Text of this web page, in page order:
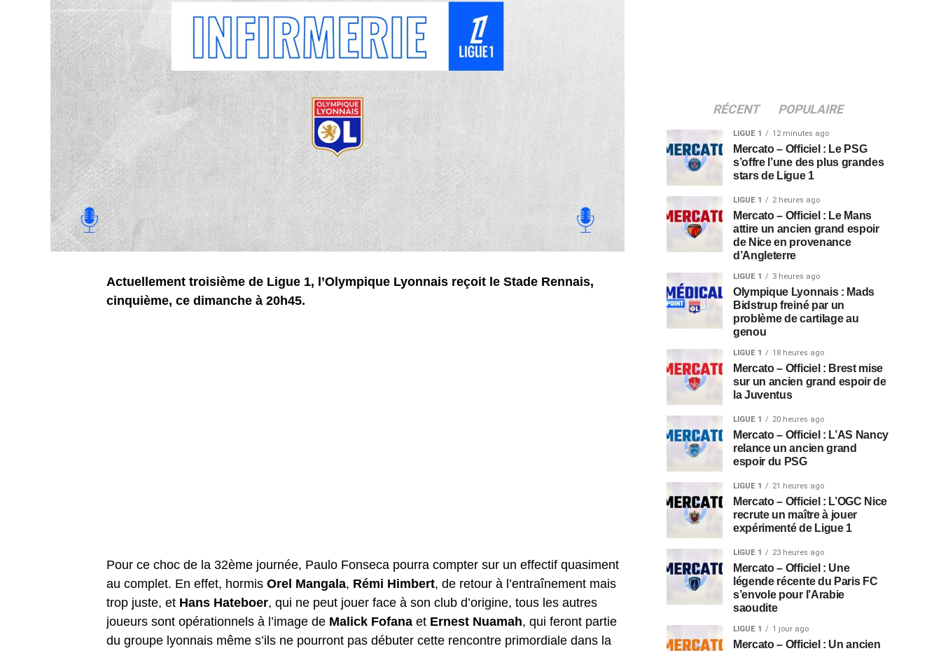
Actuellement troisième de Ligue 1, l’Olympique Lyonnais reçoit le Stade Rennais,
cinquième, ce dimanche à 20h45.
Pour ce choc de la 32ème journée, Paulo Fonseca pourra compter sur un effectif quasiment
au complet. En effet, hormis Orel Mangala, Rémi Himbert, de retour à l’entraînement mais
trop juste, et Hans Hateboer, qui ne peut jouer face à son club d’origine, tous les autres
joueurs sont opérationnels à l’image de Malick Fofana et Ernest Nuamah, qui feront partie
du groupe lyonnais même s’ils ne pourront pas débuter cette rencontre primordiale dans la
RÉCENT POPULAIRE
LIGUE 1 12 minutes ago
Mercato – Officiel : Le PSG
s’offre l’une des plus grandes
stars de Ligue 1
LIGUE 1 2 heures ago
Mercato – Officiel : Le Mans
attire un ancien grand espoir
de Nice en provenance
d’Angleterre
LIGUE 1 3 heures ago
Olympique Lyonnais : Mads
Bidstrup freiné par un
problème de cartilage au
genou
LIGUE 1 18 heures ago
Mercato – Officiel : Brest mise
sur un ancien grand espoir de
la Juventus
LIGUE 1 20 heures ago
Mercato – Officiel : L’AS Nancy
relance un ancien grand
espoir du PSG
LIGUE 1 21 heures ago
Mercato – Officiel : L’OGC Nice
recrute un maître à jouer
expérimenté de Ligue 1
LIGUE 1 23 heures ago
Mercato – Officiel : Une
légende récente du Paris FC
s’envole pour l’Arabie
saoudite
LIGUE 1 1 jour ago
Mercato – Officiel : Un ancien